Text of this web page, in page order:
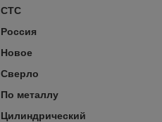
CTC
Россия
Новое
Сверло
По металлу
Цилиндрический